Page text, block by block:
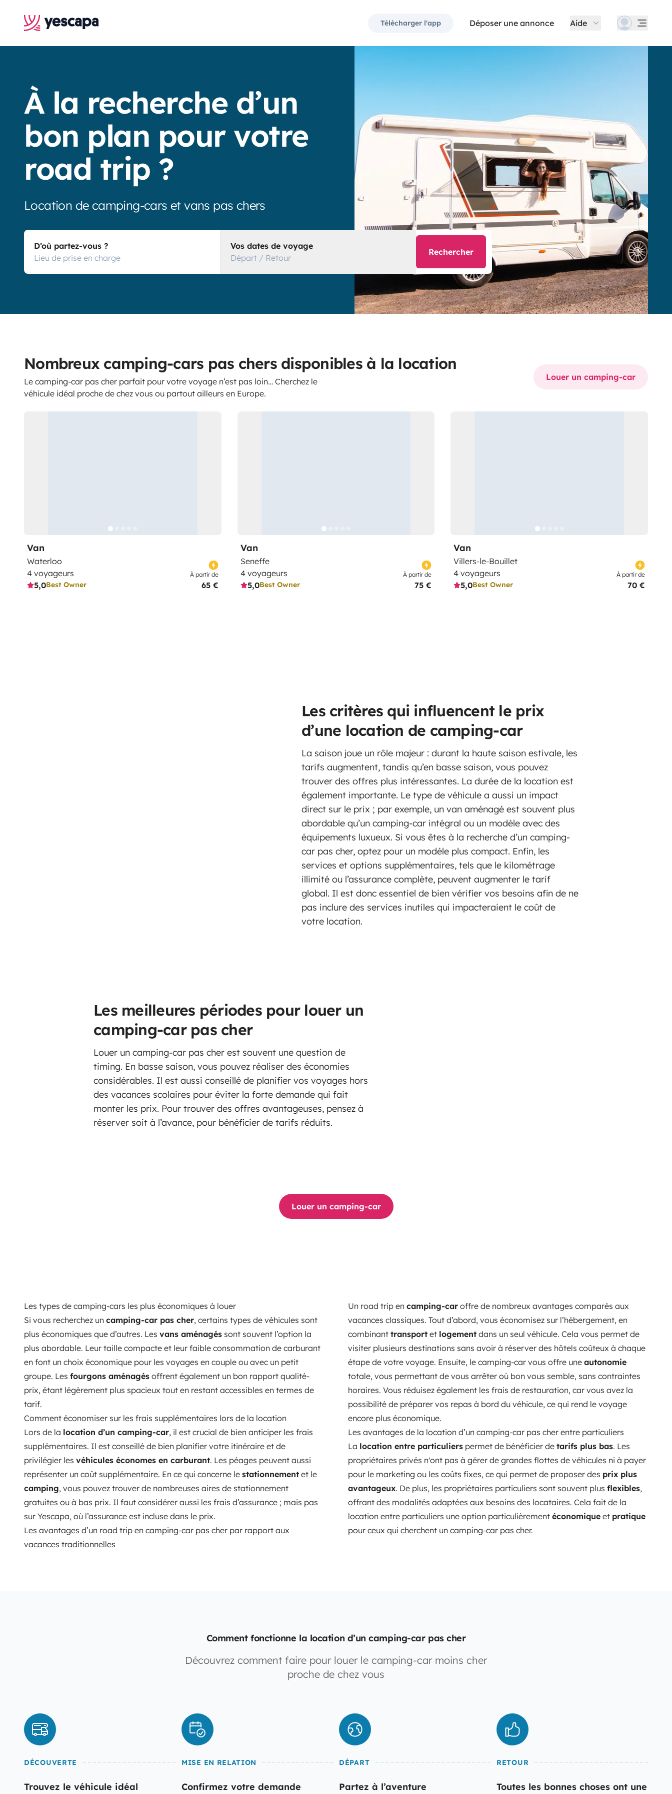
Télécharger l'app Déposer une annonce Aide
À la recherche d’un
bon plan pour votre
road trip ?
Location de camping-cars et vans pas chers
D’où partez-vous ?
Vos dates de voyage
Départ / Retour
Rechercher
Nombreux camping-cars pas chers disponibles à la location
Le camping-car pas cher parfait pour votre voyage n’est pas loin… Cherchez le
véhicule idéal proche de chez vous ou partout ailleurs en Europe.
Louer un camping-car
Van
Waterloo
4 voyageurs
5,0Best Owner
À partir de
65 €
Van
Seneffe
4 voyageurs
5,0Best Owner
À partir de
75 €
Van
Villers-le-Bouillet
4 voyageurs
5,0Best Owner
À partir de
70 €
Les critères qui influencent le prix
d’une location de camping-car
La saison joue un rôle majeur : durant la haute saison estivale, les
tarifs augmentent, tandis qu’en basse saison, vous pouvez
trouver des offres plus intéressantes. La durée de la location est
également importante. Le type de véhicule a aussi un impact
direct sur le prix ; par exemple, un van aménagé est souvent plus
abordable qu’un camping-car intégral ou un modèle avec des
équipements luxueux. Si vous êtes à la recherche d’un camping-
car pas cher, optez pour un modèle plus compact. Enfin, les
services et options supplémentaires, tels que le kilométrage
illimité ou l’assurance complète, peuvent augmenter le tarif
global. Il est donc essentiel de bien vérifier vos besoins afin de ne
pas inclure des services inutiles qui impacteraient le coût de
votre location.
Les meilleures périodes pour louer un
camping-car pas cher
Louer un camping-car pas cher est souvent une question de
timing. En basse saison, vous pouvez réaliser des économies
considérables. Il est aussi conseillé de planifier vos voyages hors
des vacances scolaires pour éviter la forte demande qui fait
monter les prix. Pour trouver des offres avantageuses, pensez à
réserver soit à l’avance, pour bénéficier de tarifs réduits.
Louer un camping-car
Les types de camping-cars les plus économiques à louer
Si vous recherchez un camping-car pas cher, certains types de véhicules sont
plus économiques que d’autres. Les vans aménagés sont souvent l’option la
plus abordable. Leur taille compacte et leur faible consommation de carburant
en font un choix économique pour les voyages en couple ou avec un petit
groupe. Les fourgons aménagés offrent également un bon rapport qualité-
prix, étant légèrement plus spacieux tout en restant accessibles en termes de
tarif.
Comment économiser sur les frais supplémentaires lors de la location
Lors de la location d’un camping-car, il est crucial de bien anticiper les frais
supplémentaires. Il est conseillé de bien planifier votre itinéraire et de
privilégier les véhicules économes en carburant. Les péages peuvent aussi
représenter un coût supplémentaire. En ce qui concerne le stationnement et le
camping, vous pouvez trouver de nombreuses aires de stationnement
gratuites ou à bas prix. Il faut considérer aussi les frais d’assurance ; mais pas
sur Yescapa, où l’assurance est incluse dans le prix.
Les avantages d’un road trip en camping-car pas cher par rapport aux
vacances traditionnelles
Un road trip en camping-car offre de nombreux avantages comparés aux
vacances classiques. Tout d’abord, vous économisez sur l’hébergement, en
combinant transport et logement dans un seul véhicule. Cela vous permet de
visiter plusieurs destinations sans avoir à réserver des hôtels coûteux à chaque
étape de votre voyage. Ensuite, le camping-car vous offre une autonomie
totale, vous permettant de vous arrêter où bon vous semble, sans contraintes
horaires. Vous réduisez également les frais de restauration, car vous avez la
possibilité de préparer vos repas à bord du véhicule, ce qui rend le voyage
encore plus économique.
Les avantages de la location d’un camping-car pas cher entre particuliers
La location entre particuliers permet de bénéficier de tarifs plus bas. Les
propriétaires privés n'ont pas à gérer de grandes flottes de véhicules ni à payer
pour le marketing ou les coûts fixes, ce qui permet de proposer des prix plus
avantageux. De plus, les propriétaires particuliers sont souvent plus flexibles,
offrant des modalités adaptées aux besoins des locataires. Cela fait de la
location entre particuliers une option particulièrement économique et pratique
pour ceux qui cherchent un camping-car pas cher.
Comment fonctionne la location d’un camping-car pas cher
Découvrez comment faire pour louer le camping-car moins cher
proche de chez vous
DÉCOUVERTE
Trouvez le véhicule idéal
MISE EN RELATION
Confirmez votre demande
DÉPART
Partez à l’aventure
RETOUR
Toutes les bonnes choses ont une